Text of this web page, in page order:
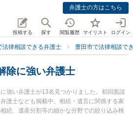
弁護士の方はこちら
投稿する 探す 閲覧履歴 マイリスト ログイン
法律相談できる弁護士 豊田市で法律相談で
除に強い弁護士
強い弁護士が13名見つかりました。初回面談
護士なども掲載中。相続・遺言に関係する家
続、遺産分割等の細かな分野での絞り込み検